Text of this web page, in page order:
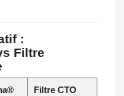
:
Filtre
Filtre CTO